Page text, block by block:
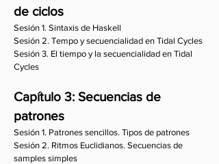
de ciclos
Sesión 1. Sintaxis de Haskell
Sesión 2. Tempo y secuencialidad en Tidal Cycles
Sesión 3. El tiempo y la secuencialidad en Tidal
Cycles
Capítulo 3: Secuencias de
patrones
Sesión 1. Patrones sencillos. Tipos de patrones
Sesión 2. Ritmos Euclidianos. Secuencias de
samples simples